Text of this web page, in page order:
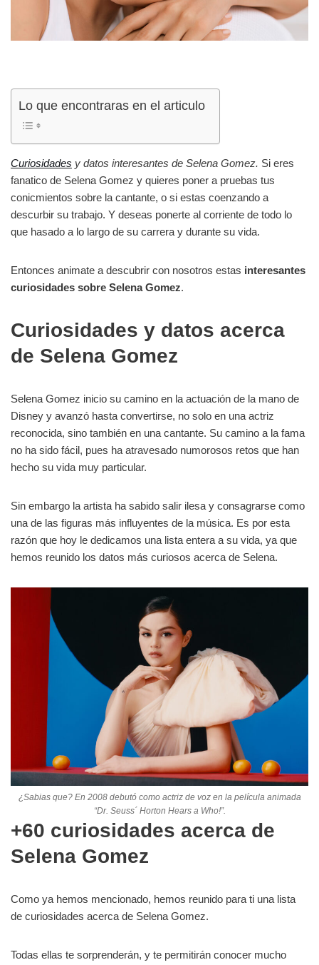
Lo que encontraras en el articulo
Curiosidades y datos interesantes de Selena Gomez. Si eres
fanatico de Selena Gomez y quieres poner a pruebas tus
conicmientos sobre la cantante, o si estas coenzando a
descurbir su trabajo. Y deseas ponerte al corriente de todo lo
que hasado a lo largo de su carrera y durante su vida.
Entonces animate a descubrir con nosotros estas interesantes
curiosidades sobre Selena Gomez.
Curiosidades y datos acerca
de Selena Gomez
Selena Gomez inicio su camino en la actuación de la mano de
Disney y avanzó hasta convertirse, no solo en una actriz
reconocida, sino también en una cantante. Su camino a la fama
no ha sido fácil, pues ha atravesado numorosos retos que han
hecho su vida muy particular.
Sin embargo la artista ha sabido salir ilesa y consagrarse como
una de las figuras más influyentes de la música. Es por esta
razón que hoy le dedicamos una lista entera a su vida, ya que
hemos reunido los datos más curiosos acerca de Selena.
¿Sabias que? En 2008 debutó como actriz de voz en la película animada
“Dr. Seuss´ Horton Hears a Who!”.
+60 curiosidades acerca de
Selena Gomez
Como ya hemos mencionado, hemos reunido para ti una lista
de curiosidades acerca de Selena Gomez.
Todas ellas te sorprenderán, y te permitirán conocer mucho